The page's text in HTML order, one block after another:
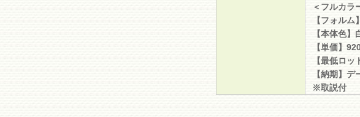
＜フルカラ
【フォル
【本体色】
【単価】
【最低ロッ
【納期】
※取説付